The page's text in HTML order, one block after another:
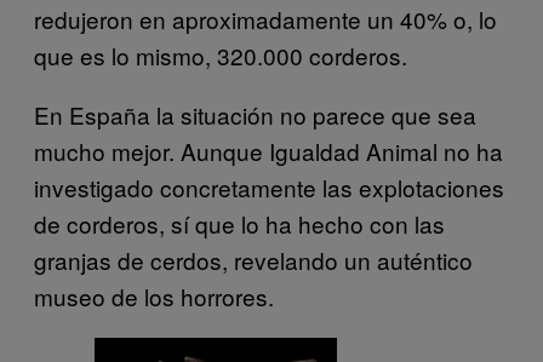
redujeron en aproximadamente un 40% o, lo
que es lo mismo, 320.000 corderos.
En España la situación no parece que sea
mucho mejor. Aunque Igualdad Animal no ha
investigado concretamente las explotaciones
de corderos, sí que lo ha hecho con las
granjas de cerdos, revelando un auténtico
museo de los horrores.